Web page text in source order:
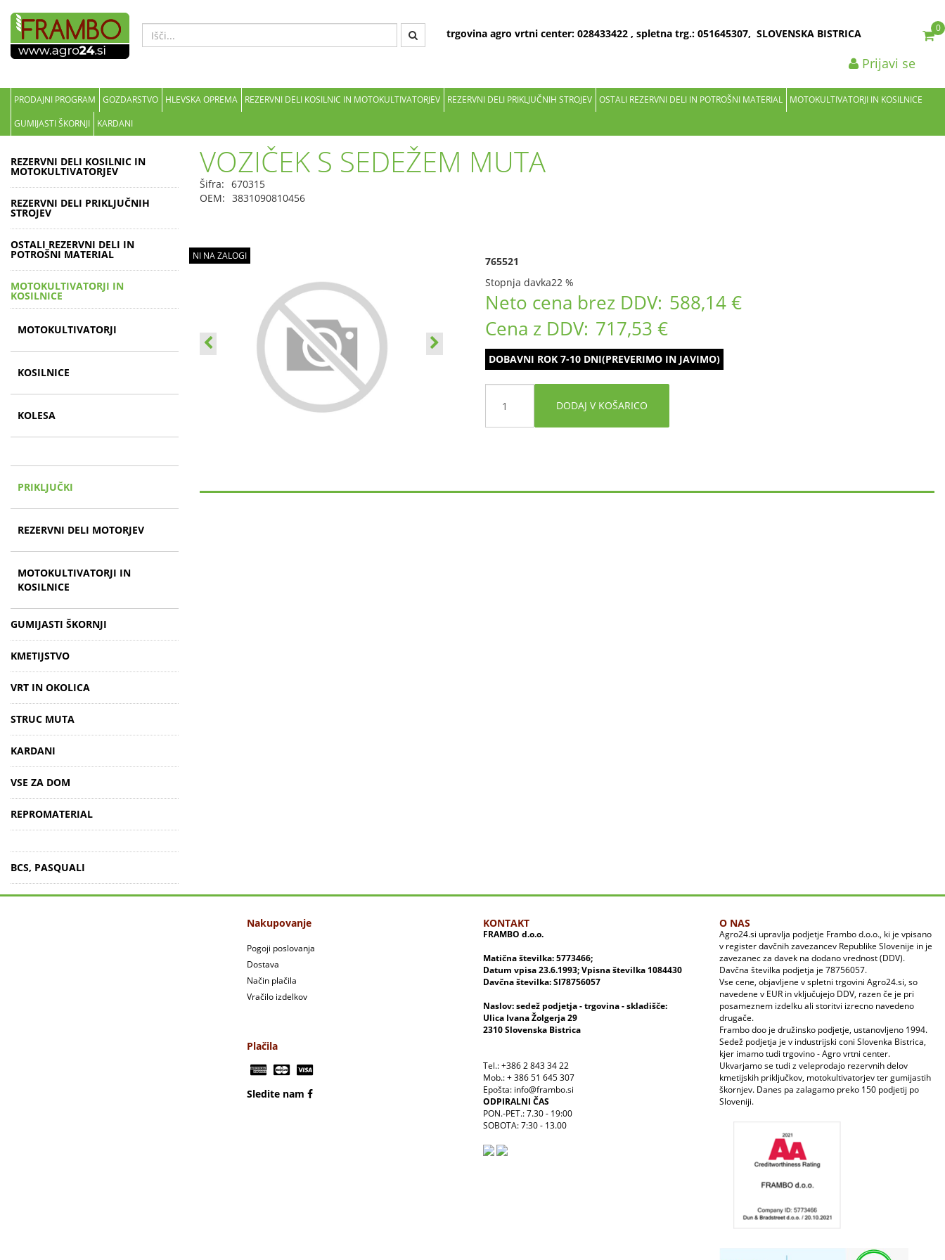
trgovina agro vrtni center: 028433422 , spletna trg.: 051645307, SLOVENSKA BISTRICA 0
Prijavi se
PRODAJNI PROGRAM GOZDARSTVO HLEVSKA OPREMA REZERVNI DELI KOSILNIC IN MOTOKULTIVATORJEV REZERVNI DELI PRIKLJUČNIH STROJEV OSTALI REZERVNI DELI IN POTROŠNI MATERIAL
MOTOKULTIVATORJI IN KOSILNICE
GUMIJASTI ŠKORNJI
KARDANI
REZERVNI DELI KOSILNIC IN
MOTOKULTIVATORJEV
REZERVNI DELI PRIKLJUČNIH
STROJEV
OSTALI REZERVNI DELI IN
POTROŠNI MATERIAL
MOTOKULTIVATORJI IN
KOSILNICE
MOTOKULTIVATORJI
KOSILNICE
KOLESA
PRIKLJUČKI
REZERVNI DELI MOTORJEV
MOTOKULTIVATORJI IN
KOSILNICE
GUMIJASTI ŠKORNJI
KMETIJSTVO
VRT IN OKOLICA
STRUC MUTA
KARDANI
VSE ZA DOM
REPROMATERIAL
BCS, PASQUALI
VOZIČEK S SEDEŽEM MUTA
Šifra: 670315
OEM: 3831090810456
NI NA ZALOGI
765521
Stopnja davka22 %
Neto cena brez DDV: 588,14 €
Cena z DDV: 717,53 €
DOBAVNI ROK 7-10 DNI(PREVERIMO IN JAVIMO)
DODAJ V KOŠARICO
Nakupovanje
Pogoji poslovanja
Dostava
Način plačila
Vračilo izdelkov
Plačila
Sledite nam
KONTAKT
FRAMBO d.o.o.
Matična številka: 5773466;
Datum vpisa 23.6.1993; Vpisna številka 1084430
Davčna številka: SI78756057
Naslov: sedež podjetja - trgovina - skladišče:
Ulica Ivana Žolgerja 29
2310 Slovenska Bistrica
Tel.: +386 2 843 34 22
Mob.: + 386 51 645 307
Epošta: info@frambo.si
ODPIRALNI ČAS
PON.-PET.: 7.30 - 19:00
SOBOTA: 7:30 - 13.00
O NAS
Agro24.si upravlja podjetje Frambo d.o.o., ki je vpisano
v register davčnih zavezancev Republike Slovenije in je
zavezanec za davek na dodano vrednost (DDV).
Davčna številka podjetja je 78756057.
Vse cene, objavljene v spletni trgovini Agro24.si, so
navedene v EUR in vključujejo DDV, razen če je pri
posameznem izdelku ali storitvi izrecno navedeno
drugače.
Frambo doo je družinsko podjetje, ustanovljeno 1994.
Sedež podjetja je v industrijski coni Slovenka Bistrica,
kjer imamo tudi trgovino - Agro vrtni center.
Ukvarjamo se tudi z veleprodajo rezervnih delov
kmetijskih priključkov, motokultivatorjev ter gumijastih
škornjev. Danes pa zalagamo preko 150 podjetij po
Sloveniji.